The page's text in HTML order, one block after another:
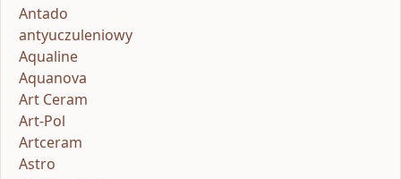
Antado
antyuczuleniowy
Aqualine
Aquanova
Art Ceram
Art-Pol
Artceram
Astro